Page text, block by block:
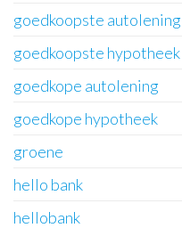
goedkoopste autolening
goedkoopste hypotheek
goedkope autolening
goedkope hypotheek
groene
hello bank
hellobank